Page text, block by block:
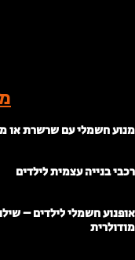
חשמלי עם שרשרת או
בנייה עצמית לילדים
חשמלי לילדים –